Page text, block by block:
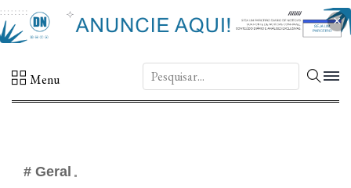
×
Menu DN.
# Geral